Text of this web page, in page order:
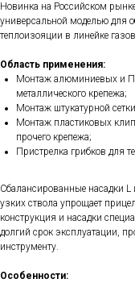
Новинка на Российском
универсальной моделью для
теплоизояции в линейке
Область применения:
Монтаж алюминиевых и
металлического крепежа;
Монтаж штукатурной
Монтаж пластиковых
прочего крепежа;
Пристрелка грибков для
Сбалансированные насадки L
узких ствола упрощает
конструкция и насадки
долгий срок эксплуатации,
инструменту.
Особенности: